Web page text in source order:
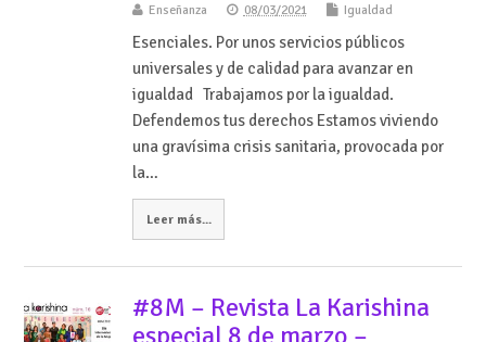
Enseñanza 08/03/2021 Igualdad
Esenciales. Por unos servicios públicos
universales y de calidad para avanzar en
igualdad Trabajamos por la igualdad.
Defendemos tus derechos Estamos viviendo
una gravísima crisis sanitaria, provocada por
la…
Leer más...
#8M – Revista La Karishina
especial 8 de marzo –